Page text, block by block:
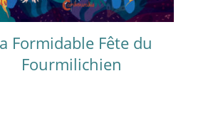
Formidable Fête du
Fourmilichien